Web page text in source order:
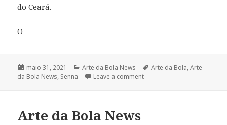
do Ceará.
O
Publicado
em
maio 31, 2021 Categorias
Arte da Bola News Tags
Arte da Bola,Arte
da Bola News, Senna Leave a comment
Arte da Bola News